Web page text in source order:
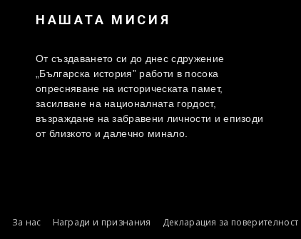
НАШАТА МИСИЯ
От създаването си до днес сдружение
„Българска история” работи в посока
опресняване на историческата памет,
засилване на националната гордост,
възраждане на забравени личности и епизоди
от близкото и далечно минало.
За нас Награди и признания Декларация за поверителност